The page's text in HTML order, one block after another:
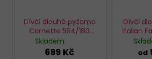
Dívčí dlouhé pyžamo
Cornette 594/180
Sweet Bear
Skladem
699 Kč
Dívčí
Italian
od